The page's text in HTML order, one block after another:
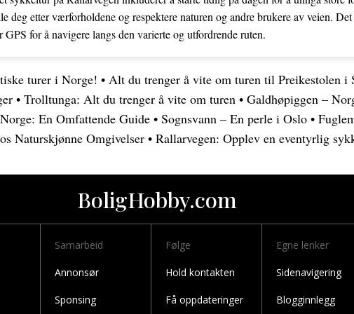
deg etter værforholdene og respektere naturen og andre brukere av veien.
GPS for å navigere langs den varierte og utfordrende ruten.
turer i Norge! • Alt du trenger å vite om turen til Preikestolen i
• Trolltunga: Alt du trenger å vite om turen • Galdhøpiggen –
En Omfattende Guide • Sognsvann – En perle i Oslo •
Naturskjønne Omgivelser • Rallarvegen: Opplev en eventyrlig
BoligHobby.com
Samarbeid
Annonsør
Sponsing
Følge
Hold kontakten
Få oppdateringer
Egne lenker
Sidenavigering
Blogginnlegg